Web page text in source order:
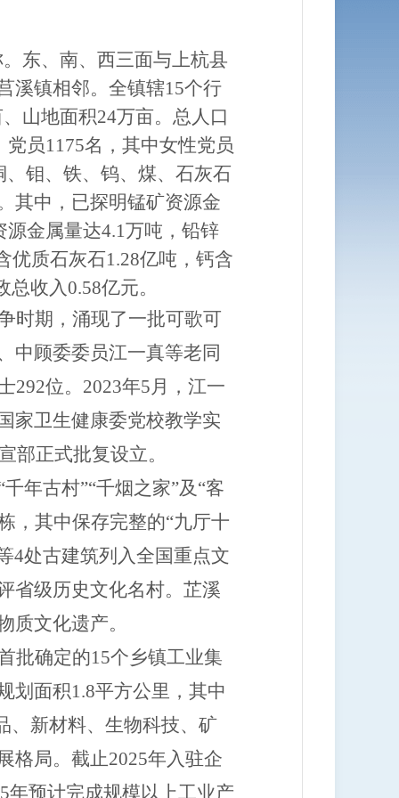
东、南、西三面与上杭县
溪镇相邻。全镇辖15个行
山地面积24万亩。总人口
党员1175名，其中女性党员
钼、铁、钨、煤、石灰石
其中，已探明锰矿资源金
源金属量达4.1万吨，铅锌
优质石灰石1.28亿吨，钙含
总收入0.58亿元。
时期，涌现了一批可歌可
中顾委委员江一真等老同
292位。 2023年5月，江一
家卫生健康委党校教学实
部正式批复设立。
千年古村”“千烟之家”及“客
，其中保存完整的“九厅十
4处古建筑列入全国重点文
省级历史文化名村。芷溪
质文化遗产。
批确定的15个乡镇工业集
划面积1.8平方公里，其中
、新材料、生物科技、矿
格局。 截止2025年入驻企
年预计完成规模以上工业产